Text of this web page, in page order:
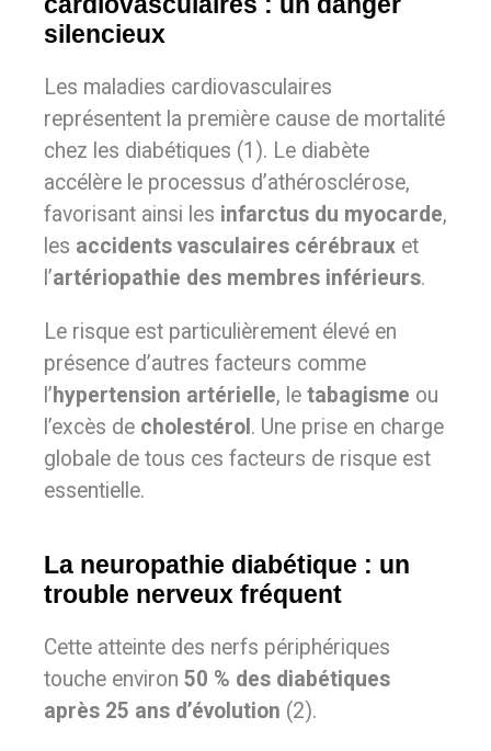
silencieux
Les maladies cardiovasculaires
représentent la première cause de mortalité
chez les diabétiques (1). Le diabète
accélère le processus d’athérosclérose,
favorisant ainsi les infarctus du myocarde,
les accidents vasculaires cérébraux et
l’artériopathie des membres inférieurs.
Le risque est particulièrement élevé en
présence d’autres facteurs comme
l’hypertension artérielle, le tabagisme ou
l’excès de cholestérol . Une prise en charge
globale de tous ces facteurs de risque est
essentielle.
La neuropathie diabétique : un
trouble nerveux fréquent
Cette atteinte des nerfs périphériques
touche environ 50 % des diabétiques
après 25 ans d’évolution (2).